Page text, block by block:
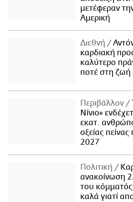
μετέφεραν
Αμερική
Διεθνή
καρδιακή
καλύτερο
ποτέ στη ζωή
Περιβάλλον
Νίνιο»
εκατ.
οξείας
2027
Πολιτική
ανακοίνωση
του κόμματός
καλά γιατί